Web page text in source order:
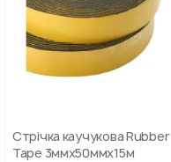
Стрічка каучукова Rubber
Tape 3ммх50ммх15м